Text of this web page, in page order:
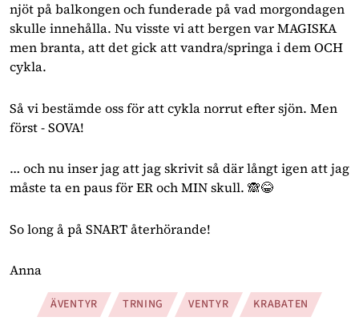
njöt på balkongen och funderade på vad morgondagen
skulle innehålla. Nu visste vi att bergen var MAGISKA
men branta, att det gick att vandra/springa i dem OCH
cykla.
Så vi bestämde oss för att cykla norrut efter sjön. Men
först - SOVA!
… och nu inser jag att jag skrivit så där långt igen att jag
måste ta en paus för ER och MIN skull. 🙈😂
So long å på SNART återhörande!
Anna
ÄVENTYR TRNING VENTYR KRABATEN